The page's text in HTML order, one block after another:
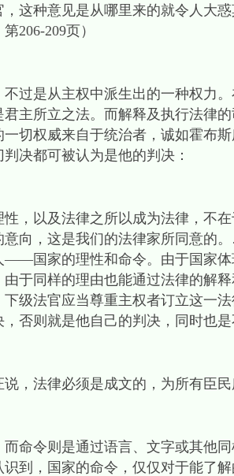
这种意见是从哪里来的就令人大
206-209页）
过是从主权中派生出的一种权力
君主所立之法。而解释及执行法律
切权威来自于统治者，诚如霍布
决都可被认为是他的判决：
，以及法律之所以成为法律，不
意向，这是我们的法律家所同意的
——国家的理性和命令。由于国家
于同样的理由也能通过法律的解
级法官应当尊重主权者订立这一
否则就是他自己的判决，同时也
，法律必须是成文的，为所有臣
命令则是通过语言、文字或其他
识到，国家的命令，仅仅对于能